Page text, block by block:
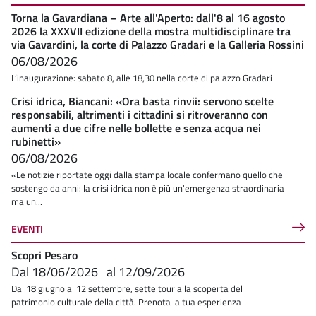
Torna la Gavardiana – Arte all'Aperto: dall'8 al 16 agosto
2026 la XXXVII edizione della mostra multidisciplinare tra
via Gavardini, la corte di Palazzo Gradari e la Galleria Rossini
06/08/2026
L’inaugurazione: sabato 8, alle 18,30 nella corte di palazzo Gradari
Crisi idrica, Biancani: «Ora basta rinvii: servono scelte
responsabili, altrimenti i cittadini si ritroveranno con
aumenti a due cifre nelle bollette e senza acqua nei
rubinetti»
06/08/2026
«Le notizie riportate oggi dalla stampa locale confermano quello che
sostengo da anni: la crisi idrica non è più un'emergenza straordinaria
ma un...
EVENTI
Scopri Pesaro
Dal 18/06/2026 al 12/09/2026
Dal 18 giugno al 12 settembre, sette tour alla scoperta del
patrimonio culturale della città. Prenota la tua esperienza